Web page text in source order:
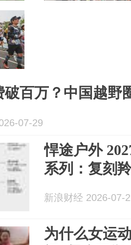
破百万？中国越野
07-29
悍途户外
系列：复刻
新浪财经 2026-07-
为什么女运